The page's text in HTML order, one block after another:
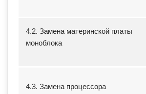
4.2. Замена материнской платы
моноблока
4.3. Замена процессора